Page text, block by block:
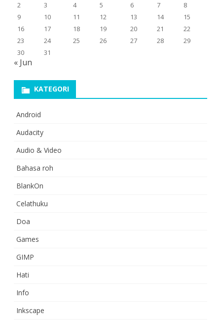
2
3 4 5 6 7
8
9
10 11 12 13 14
15
16
17 18 19 20 21
22
23
24 25 26 27 28
29
30
31
« Jun
KATEGORI
Android
Audacity
Audio & Video
Bahasa roh
BlankOn
Celathuku
Doa
Games
GIMP
Hati
Info
Inkscape